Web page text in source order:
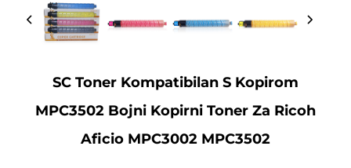
SC Toner Kompatibilan S Kopirom
MPC3502 Bojni Kopirni Toner Za Ricoh
Aficio MPC3002 MPC3502